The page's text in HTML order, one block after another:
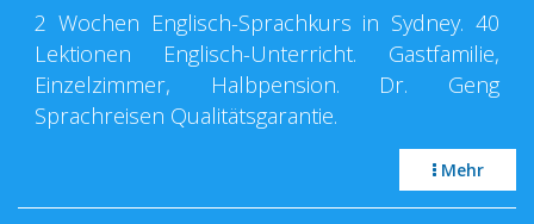
2 Wochen Englisch-Sprachkurs in Sydney. 40
Lektionen Englisch-Unterricht. Gastfamilie,
Einzelzimmer, Halbpension. Dr. Geng
Sprachreisen Qualitätsgarantie.
Mehr